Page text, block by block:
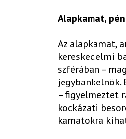
Alapkamat,
Az alapkamat,
kereskedelmi
szférában –
jegybankelnök.
– figyelmeztet
kockázati
kamatokra